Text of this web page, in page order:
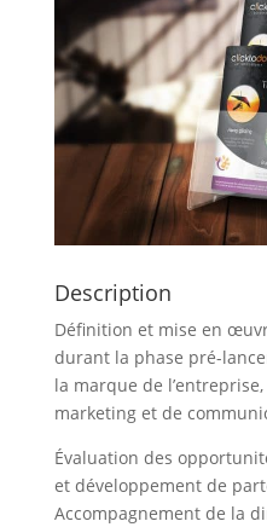
Description
Définition et mise en
durant la phase pré-
la marque de
marketing et de
Évaluation des
et développement de
Accompagnement de la